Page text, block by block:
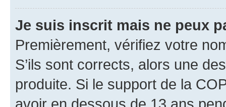
Je suis inscrit mais ne peux
Premièrement, vérifiez votre
S’ils sont corrects, alors une
produite. Si le support de la